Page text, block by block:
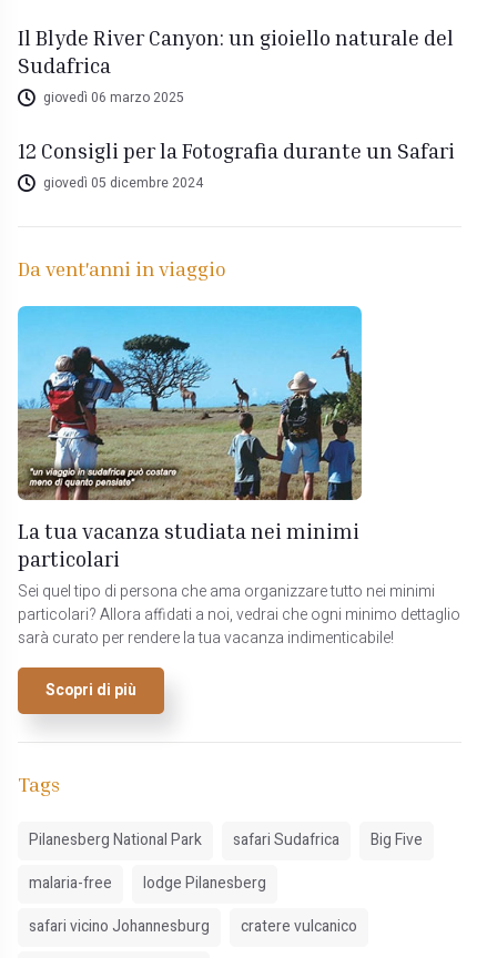
Il Blyde River Canyon: un gioiello naturale del
Sudafrica
giovedì 06 marzo 2025
12 Consigli per la Fotografia durante un Safari
giovedì 05 dicembre 2024
Da vent'anni in viaggio
La tua vacanza studiata nei minimi
particolari
Sei quel tipo di persona che ama organizzare tutto nei minimi
particolari? Allora affidati a noi, vedrai che ogni minimo dettaglio
sarà curato per rendere la tua vacanza indimenticabile!
Scopri di più
Tags
Pilanesberg National Park safari Sudafrica
Big Five
malaria-free
lodge Pilanesberg
safari vicino Johannesburg
cratere vulcanico